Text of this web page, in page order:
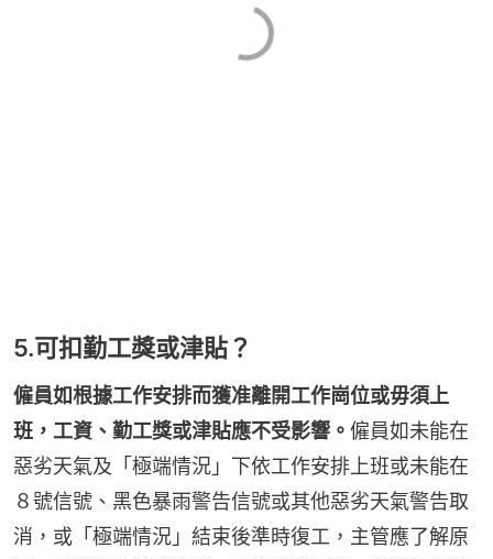
5.可扣勤工獎或津貼？
僱員如根據工作安排而獲准離開工作崗位或毋須上
班，工資、勤工獎或津貼應不受影響。 僱員如未能在
惡劣天氣及「極端情況」下依工作安排上班或未能在
８號信號、黑色暴雨警告信號或其他惡劣天氣警告取
消，或「極端情況」結束後準時復工，主管應了解原